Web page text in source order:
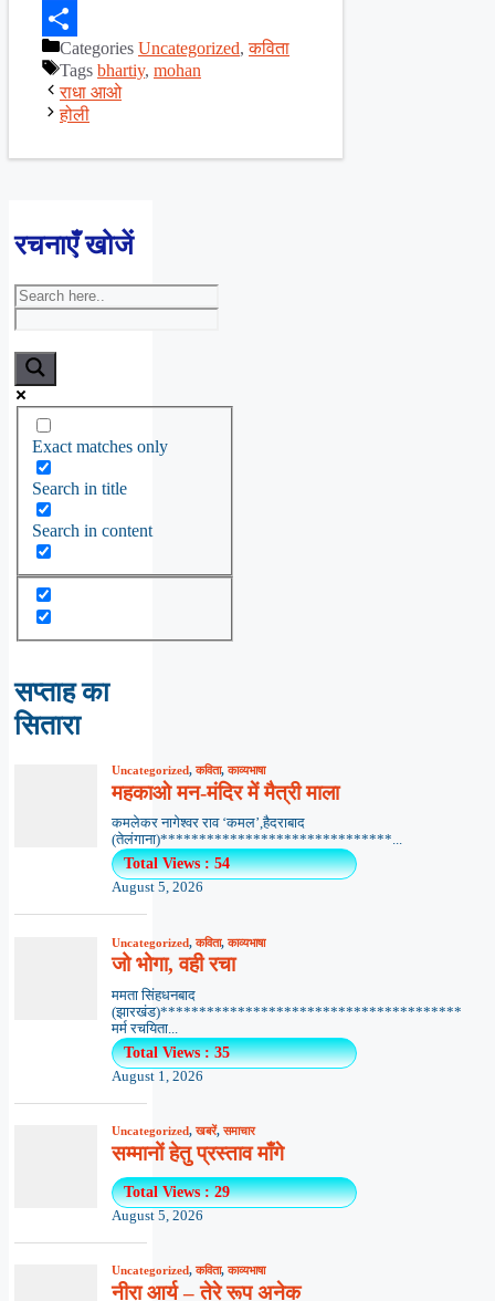
Facebook
ShareCategories Uncategorized,कविता
Tags bhartiy, mohan
राधा आओ
होली
रचनाएँ खोजें
Exact matches only
Search in title
Search in content
सप्ताह का
सितारा
Uncategorized,कविता,काव्यभाषा
महकाओ मन-मंदिर में मैत्री माला
कमलेकर नागेश्वर राव ‘कमल’,हैदराबाद
(तेलंगाना)******************************...
Total Views : 54
August 5, 2026
Uncategorized,कविता,काव्यभाषा
जो भोगा, वही रचा
ममता सिंहधनबाद
(झारखंड)***************************************
मर्म रचयिता...
Total Views : 35
August 1, 2026
Uncategorized,खबरें,समाचार
सम्मानों हेतु प्रस्ताव माँगे
Total Views : 29
August 5, 2026
Uncategorized,कविता,काव्यभाषा
नीरा आर्य – तेरे रूप अनेक